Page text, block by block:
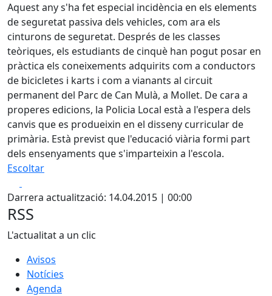
Aquest any s'ha fet especial incidència en els elements
de seguretat passiva dels vehicles, com ara els
cinturons de seguretat. Després de les classes
teòriques, els estudiants de cinquè han pogut posar en
pràctica els coneixements adquirits com a conductors
de bicicletes i karts i com a vianants al circuit
permanent del Parc de Can Mulà, a Mollet. De cara a
properes edicions, la Policia Local està a l'espera dels
canvis que es produeixin en el disseny curricular de
primària. Està previst que l'educació viària formi part
dels ensenyaments que s'imparteixin a l'escola.
Escoltar
Darrera actualització: 14.04.2015 | 00:00
RSS
L'actualitat a un clic
Avisos
Notícies
Agenda